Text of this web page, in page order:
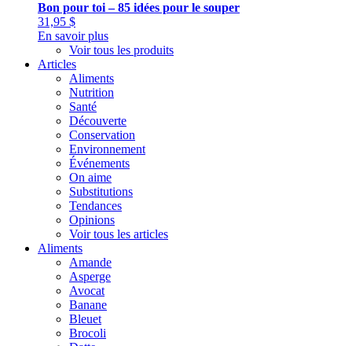
Bon pour toi – 85 idées pour le souper
31,95 $
En savoir plus
Voir tous les produits
Articles
Aliments
Nutrition
Santé
Découverte
Conservation
Environnement
Événements
On aime
Substitutions
Tendances
Opinions
Voir tous les articles
Aliments
Amande
Asperge
Avocat
Banane
Bleuet
Brocoli